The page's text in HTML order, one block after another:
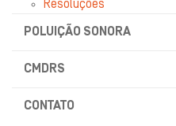
Resoluções
POLUIÇÃO SONORA
CMDRS
CONTATO